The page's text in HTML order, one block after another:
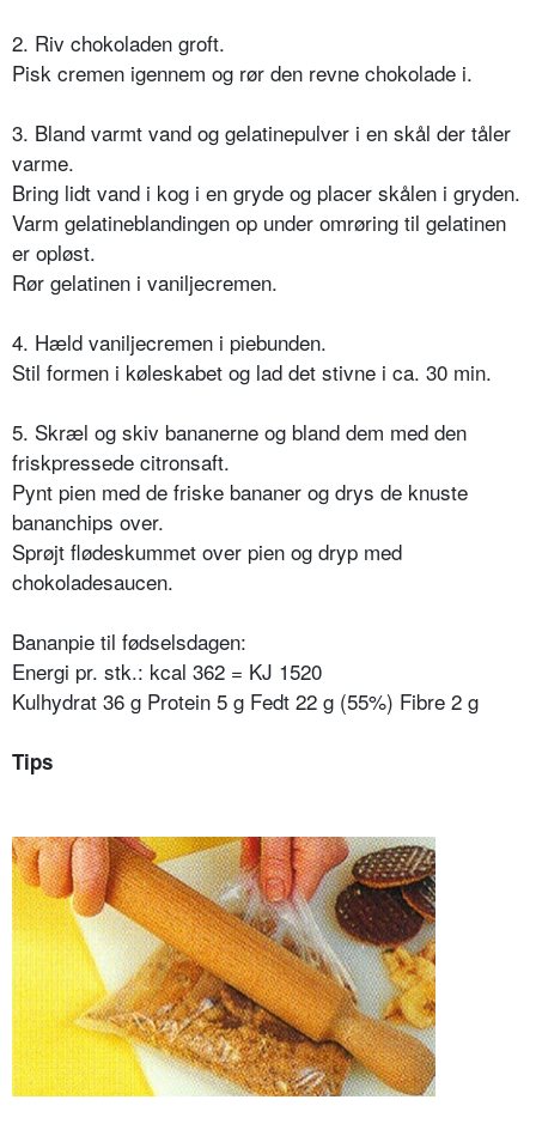
2. Riv chokoladen groft.
Pisk cremen igennem og rør den revne chokolade i.
3. Bland varmt vand og gelatinepulver i en skål der tåler
varme.
Bring lidt vand i kog i en gryde og placer skålen i gryden.
Varm gelatineblandingen op under omrøring til gelatinen
er opløst.
Rør gelatinen i vaniljecremen.
4. Hæld vaniljecremen i piebunden.
Stil formen i køleskabet og lad det stivne i ca. 30 min.
5. Skræl og skiv bananerne og bland dem med den
friskpressede citronsaft.
Pynt pien med de friske bananer og drys de knuste
bananchips over.
Sprøjt flødeskummet over pien og dryp med
chokoladesaucen.
Bananpie til fødselsdagen:
Energi pr. stk.: kcal 362 = KJ 1520
Kulhydrat 36 g Protein 5 g Fedt 22 g (55%) Fibre 2 g
Tips